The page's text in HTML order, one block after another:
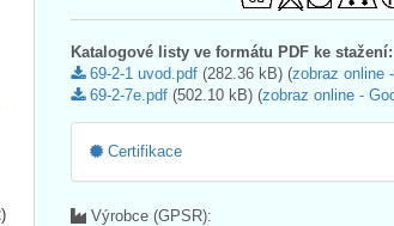
Katalogové listy ve formátu PDF ke stažení:
69-2-1 uvod.pdf (282.36 kB) (zobraz online
69-2-7e.pdf (502.10 kB) (zobraz online -
Certifikace
Výrobce (GPSR):